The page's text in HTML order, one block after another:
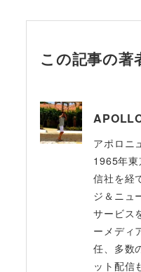
この記事の著
アポロニ
1965年東
信社を経
ジ＆ニュ
サービス
ーメディ
任、多数
ット配信